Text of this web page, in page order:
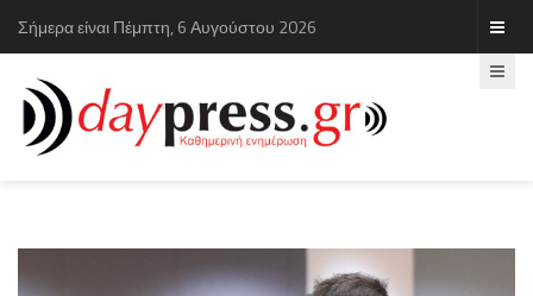
Σήμερα είναι Πέμπτη, 6 Αυγούστου 2026